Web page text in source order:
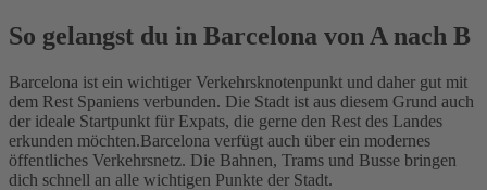
So gelangst du in Barcelona von A nach B
Barcelona ist ein wichtiger Verkehrsknotenpunkt und daher gut mit
dem Rest Spaniens verbunden. Die Stadt ist aus diesem Grund auch
der ideale Startpunkt für Expats, die gerne den Rest des Landes
erkunden möchten.Barcelona verfügt auch über ein modernes
öffentliches Verkehrsnetz. Die Bahnen, Trams und Busse bringen
dich schnell an alle wichtigen Punkte der Stadt.